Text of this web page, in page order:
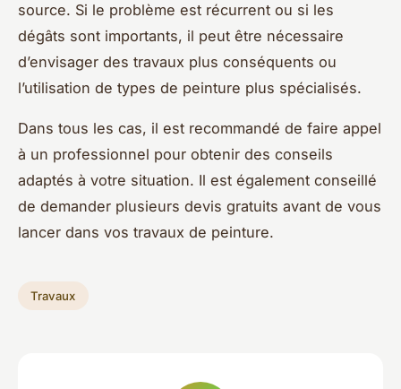
source. Si le problème est récurrent ou si les
dégâts sont importants, il peut être nécessaire
d’envisager des travaux plus conséquents ou
l’utilisation de types de peinture plus spécialisés.
Dans tous les cas, il est recommandé de faire appel
à un professionnel pour obtenir des conseils
adaptés à votre situation. Il est également conseillé
de demander plusieurs devis gratuits avant de vous
lancer dans vos travaux de peinture.
Travaux